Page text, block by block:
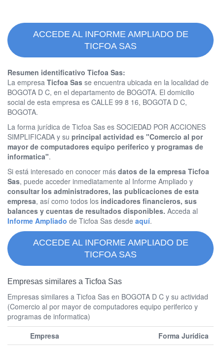
ACCEDE AL INFORME AMPLIADO DE
TICFOA SAS
Resumen identificativo Ticfoa Sas:
La empresa Ticfoa Sas se encuentra ubicada en la localidad de
BOGOTA D C, en el departamento de BOGOTA. El domicilio
social de esta empresa es CALLE 99 8 16, BOGOTA D C,
BOGOTA.
La forma jurídica de Ticfoa Sas es SOCIEDAD POR ACCIONES
SIMPLIFICADA y su principal actividad es "Comercio al por
mayor de computadores equipo periferico y programas de
informatica".
Si está interesado en conocer más datos de la empresa Ticfoa
Sas, puede acceder inmediatamente al Informe Ampliado y
consultar los administradores, las publicaciones de esta
empresa, así como todos los indicadores financieros, sus
balances y cuentas de resultados disponibles. Acceda al
Informe Ampliado de Ticfoa Sas desde aquí.
ACCEDE AL INFORME AMPLIADO DE
TICFOA SAS
Empresas similares a Ticfoa Sas
Empresas similares a Ticfoa Sas en BOGOTA D C y su actividad
(Comercio al por mayor de computadores equipo periferico y
programas de informatica)
Empresa
Forma Jurídica